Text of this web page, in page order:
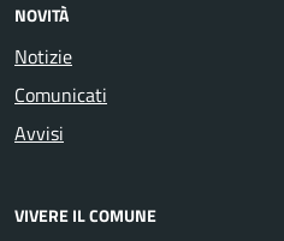
NOVITÀ
Notizie
Comunicati
Avvisi
VIVERE IL COMUNE